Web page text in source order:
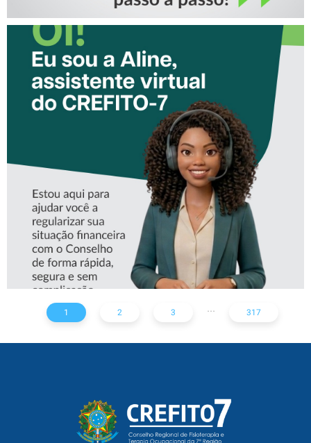
CONHEÇA A ‘ALINE’,
ASSISTENTE VIRTUAL DO
CREFITO-7
1 2 3 ... 317